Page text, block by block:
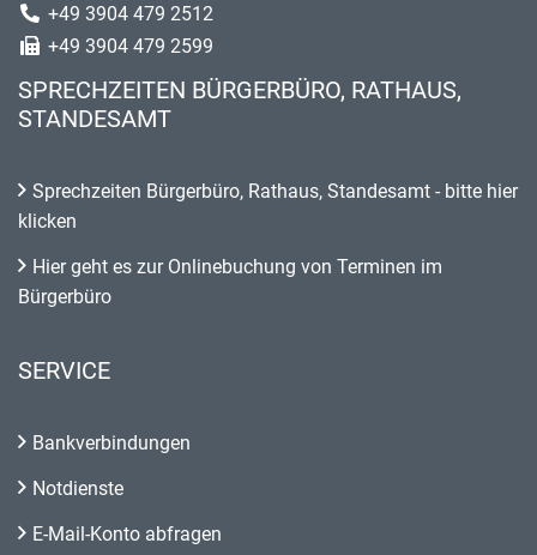
+49 3904 479 2512
+49 3904 479 2599
SPRECHZEITEN BÜRGERBÜRO, RATHAUS,
STANDESAMT
Sprechzeiten Bürgerbüro, Rathaus, Standesamt - bitte hier
klicken
Hier geht es zur Onlinebuchung von Terminen im
Bürgerbüro
SERVICE
Bankverbindungen
Notdienste
E-Mail-Konto abfragen